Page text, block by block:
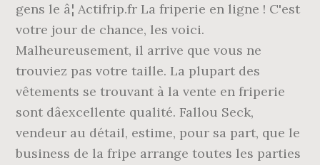
gens le â¦ Actifrip.fr La friperie en ligne ! C'est
votre jour de chance, les voici.
Malheureusement, il arrive que vous ne
trouviez pas votre taille. La plupart des
vêtements se trouvant à la vente en friperie
sont dâexcellente qualité. Fallou Seck,
vendeur au détail, estime, pour sa part, que le
business de la fripe arrange toutes les parties